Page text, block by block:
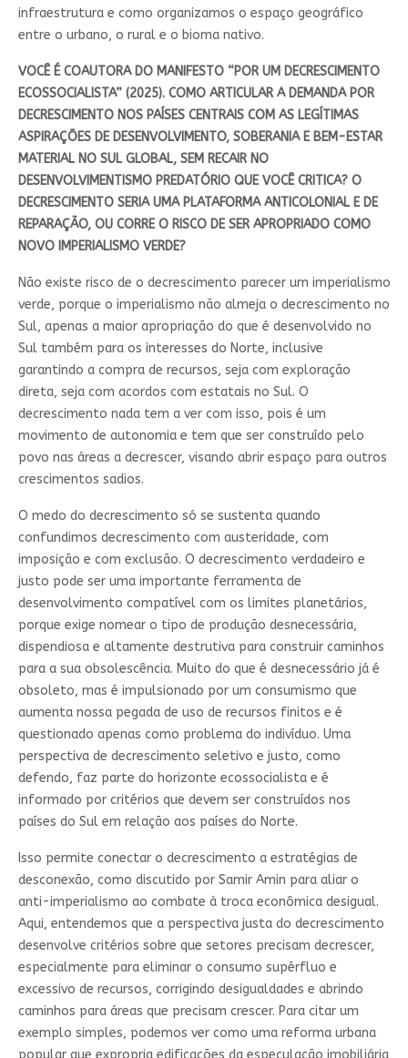
infraestrutura e como organizamos o espaço geográfico
entre o urbano, o rural e o bioma nativo.
VOCÊ É COAUTORA DO MANIFESTO “POR UM DECRESCIMENTO
ECOSSOCIALISTA” (2025). COMO ARTICULAR A DEMANDA POR
DECRESCIMENTO NOS PAÍSES CENTRAIS COM AS LEGÍTIMAS
ASPIRAÇÕES DE DESENVOLVIMENTO, SOBERANIA E BEM-ESTAR
MATERIAL NO SUL GLOBAL, SEM RECAIR NO
DESENVOLVIMENTISMO PREDATÓRIO QUE VOCÊ CRITICA? O
DECRESCIMENTO SERIA UMA PLATAFORMA ANTICOLONIAL E DE
REPARAÇÃO, OU CORRE O RISCO DE SER APROPRIADO COMO
NOVO IMPERIALISMO VERDE?
Não existe risco de o decrescimento parecer um imperialismo
verde, porque o imperialismo não almeja o decrescimento no
Sul, apenas a maior apropriação do que é desenvolvido no
Sul também para os interesses do Norte, inclusive
garantindo a compra de recursos, seja com exploração
direta, seja com acordos com estatais no Sul. O
decrescimento nada tem a ver com isso, pois é um
movimento de autonomia e tem que ser construído pelo
povo nas áreas a decrescer, visando abrir espaço para outros
crescimentos sadios.
O medo do decrescimento só se sustenta quando
confundimos decrescimento com austeridade, com
imposição e com exclusão. O decrescimento verdadeiro e
justo pode ser uma importante ferramenta de
desenvolvimento compatível com os limites planetários,
porque exige nomear o tipo de produção desnecessária,
dispendiosa e altamente destrutiva para construir caminhos
para a sua obsolescência. Muito do que é desnecessário já é
obsoleto, mas é impulsionado por um consumismo que
aumenta nossa pegada de uso de recursos finitos e é
questionado apenas como problema do indivíduo. Uma
perspectiva de decrescimento seletivo e justo, como
defendo, faz parte do horizonte ecossocialista e é
informado por critérios que devem ser construídos nos
países do Sul em relação aos países do Norte.
Isso permite conectar o decrescimento a estratégias de
desconexão, como discutido por Samir Amin para aliar o
anti-imperialismo ao combate à troca econômica desigual.
Aqui, entendemos que a perspectiva justa do decrescimento
desenvolve critérios sobre que setores precisam decrescer,
especialmente para eliminar o consumo supérfluo e
excessivo de recursos, corrigindo desigualdades e abrindo
caminhos para áreas que precisam crescer. Para citar um
exemplo simples, podemos ver como uma reforma urbana
popular que expropria edificações da especulação imobiliária